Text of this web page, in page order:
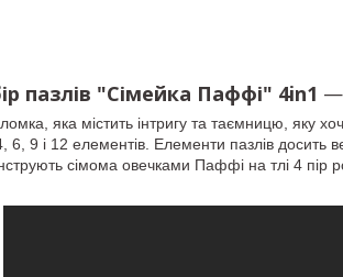
пазлів "Сімейка Паффі" 4in1 —
яка містить інтригу та таємницю, яку
6, 9 і 12 елементів. Елементи пазлів
сімома овечками Паффі на тлі 4 пір